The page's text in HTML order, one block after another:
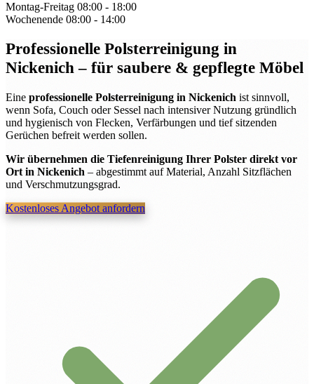
Montag-Freitag 08:00 - 18:00
Wochenende 08:00 - 14:00
Professionelle Polsterreinigung in
Nickenich– für saubere & gepflegte Möbel
Eine professionelle Polsterreinigung in Nickenich ist sinnvoll,
wenn Sofa, Couch oder Sessel nach intensiver Nutzung gründlich
und hygienisch von Flecken, Verfärbungen und tief sitzenden
Gerüchen befreit werden sollen.
Wir übernehmen die Tiefenreinigung Ihrer Polster direkt vor
Ort in Nickenich – abgestimmt auf Material, Anzahl Sitzflächen
und Verschmutzungsgrad.
Kostenloses Angebot anfordern